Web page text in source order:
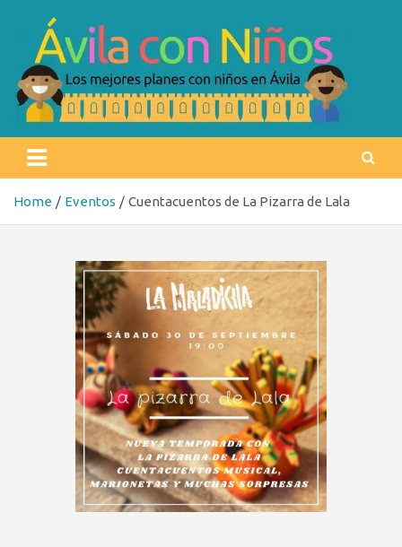
content
Ávila con niños
Home Eventos Cuentacuentos de La Pizarra de Lala